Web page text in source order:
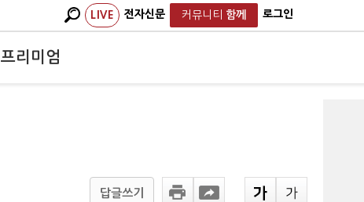
LIVE 전자신문 커뮤니티 함께 로그인
프리미엄
답글쓰기